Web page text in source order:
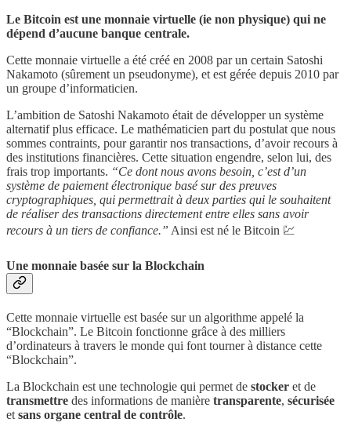
Le Bitcoin est une monnaie virtuelle (ie non physique) qui ne
dépend d’aucune banque centrale.
Cette monnaie virtuelle a été créé en 2008 par un certain Satoshi
Nakamoto (sûrement un pseudonyme), et est gérée depuis 2010 par
un groupe d’informaticien.
L’ambition de Satoshi Nakamoto était de développer un système
alternatif plus efficace. Le mathématicien part du postulat que nous
sommes contraints, pour garantir nos transactions, d’avoir recours à
des institutions financières. Cette situation engendre, selon lui, des
frais trop importants. “Ce dont nous avons besoin, c’est d’un
système de paiement électronique basé sur des preuves
cryptographiques, qui permettrait à deux parties qui le souhaitent
de réaliser des transactions directement entre elles sans avoir
recours à un tiers de confiance.” Ainsi est né le Bitcoin 💹
Une monnaie basée sur la Blockchain
Cette monnaie virtuelle est basée sur un algorithme appelé la
“Blockchain”. Le Bitcoin fonctionne grâce à des milliers
d’ordinateurs à travers le monde qui font tourner à distance cette
“Blockchain”.
La Blockchain est une technologie qui permet de stocker et de
transmettre des informations de manière transparente, sécurisée
etsans organe central de contrôle.